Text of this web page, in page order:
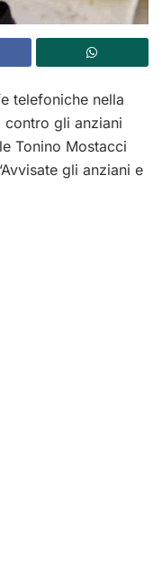
telefoniche nella
contro gli anziani
Tonino Mostacci
gli anziani e